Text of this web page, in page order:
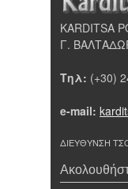
KARDITSA
Γ.
Τηλ: (+30)
e-mail:
ΔΙΕΥΘΥΝΣΗ